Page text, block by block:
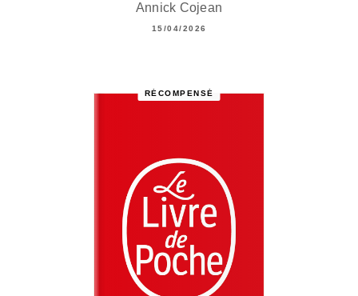
Annick Cojean
15/04/2026
RÉCOMPENSÉ